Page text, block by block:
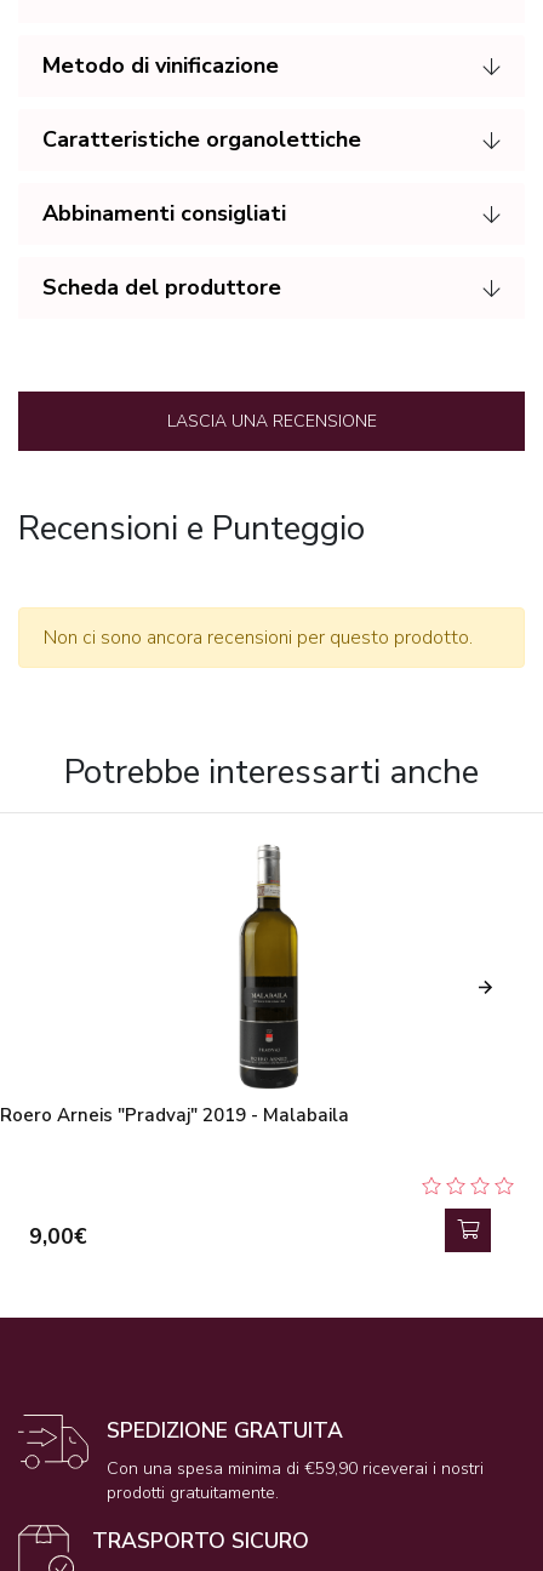
Metodo di vinificazione
Caratteristiche organolettiche
Abbinamenti consigliati
Scheda del produttore
LASCIA UNA RECENSIONE
Recensioni e Punteggio
Non ci sono ancora recensioni per questo prodotto.
Potrebbe interessarti anche
Roero Arneis "Pradvaj" 2019 - Malabaila
9,00€
SPEDIZIONE GRATUITA
Con una spesa minima di €59,90 riceverai i nostri
prodotti gratuitamente.
TRASPORTO SICURO